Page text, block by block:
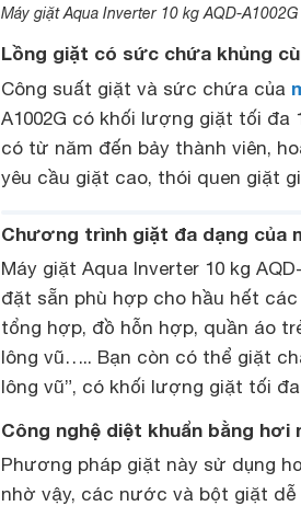
Máy giặt Aqua Inverter 10 kg AQD-
Lồng giặt có sức chứa khủng
Công suất giặt và sức chứa của
A1002G có khối lượng giặt tối đa
có từ năm đến bảy thành viên,
yêu cầu giặt cao, thói quen giặt
Chương trình giặt đa dạng của
Máy giặt Aqua Inverter 10 kg
đặt sẵn phù hợp cho hầu hết
tổng hợp, đồ hỗn hợp, quần áo
lông vũ….. Bạn còn có thể giặt
lông vũ”, có khối lượng giặt tối đa
Công nghệ diệt khuẩn bằng hơi
Phương pháp giặt này sử dụng
nhờ vậy, các nước và bột giặt